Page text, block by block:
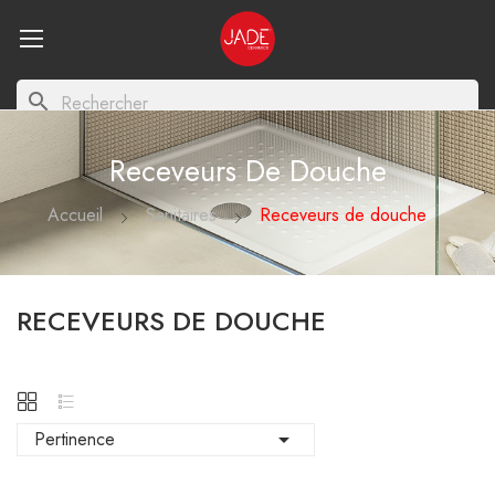
search
Receveurs De Douche
Accueil Sanitaires Receveurs de douche
RECEVEURS DE DOUCHE
Pertinence 